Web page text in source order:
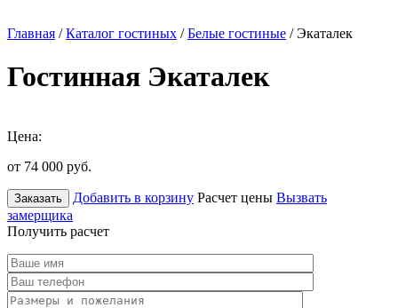
Главная /Каталог гостиных /Белые гостиные / Экаталек
Гостинная Экаталек
Цена:
от 74 000 руб.
Заказать Добавить в корзину Расчет цены Вызвать
замерщика
Получить расчет